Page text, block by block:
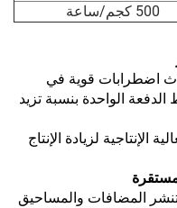
500 كجم/ساعة
اضطرابات قوية في
الواحدة بنسبة تزيد
الإنتاجية لزيادة الإنتاج
المضافات والمساحيق